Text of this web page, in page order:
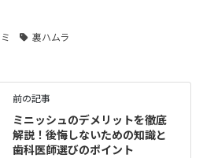
裏ハムラ
前の記事
ミニッシュのデメリットを徹底
解説！後悔しないための知識と
歯科医師選びのポイント